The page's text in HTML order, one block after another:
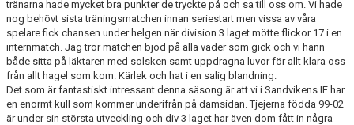
tränarna hade mycket bra punkter de tryckte på och sa till oss om. Vi hade
nog behövt sista träningsmatchen innan seriestart men vissa av våra
spelare fick chansen under helgen när division 3 laget mötte flickor 17 i en
internmatch. Jag tror matchen bjöd på alla väder som gick och vi hann
både sitta på läktaren med solsken samt uppdragna luvor för allt klara oss
från allt hagel som kom. Kärlek och hat i en salig blandning.
Det som är fantastiskt intressant denna säsong är att vi i Sandvikens IF har
en enormt kull som kommer underifrån på damsidan. Tjejerna födda 99-02
är under sin största utveckling och div 3 laget har även dom fått in några